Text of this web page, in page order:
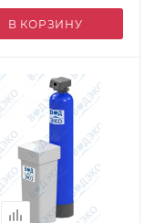
В КОРЗИНУ